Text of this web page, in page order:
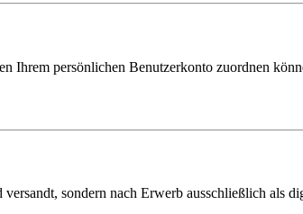
persönlichen Benutzerkonto zuordnen
sondern nach Erwerb ausschließlich als